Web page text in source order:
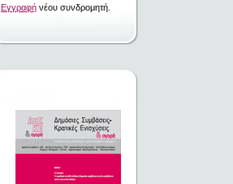
Εγγραφή νέου συνδρομητή.